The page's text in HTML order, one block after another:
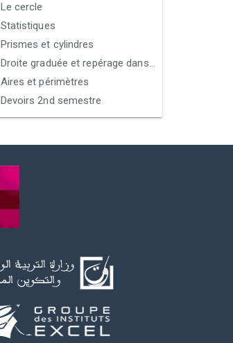
Le cercle
Statistiques
Prismes et cylindres
Droite graduée et repérage dans le plan
Aires et périmètres
Devoirs 2nd semestre